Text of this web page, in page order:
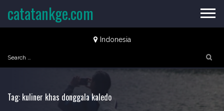
Indonesia
Search
for:
catatankge.com
Tag: kuliner khas donggala kaledo